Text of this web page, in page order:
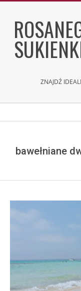
content
ZNAJDŹ
bawełniane